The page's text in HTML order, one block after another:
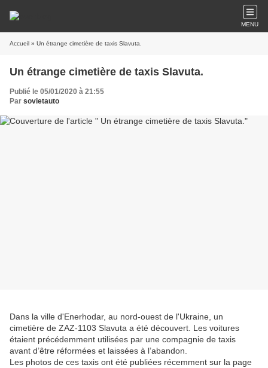
MENU
Accueil » Un étrange cimetière de taxis Slavuta.
Un étrange cimetière de taxis Slavuta.
Publié le 05/01/2020 à 21:55
Par sovietauto
Dans la ville d'Enerhodar, au nord-ouest de l'Ukraine, un
cimetière de ZAZ-1103 Slavuta a été découvert. Les voitures
étaient précédemment utilisées par une compagnie de taxis
avant d’être réformées et laissées à l’abandon.
Les photos de ces taxis ont été publiées récemment sur la page